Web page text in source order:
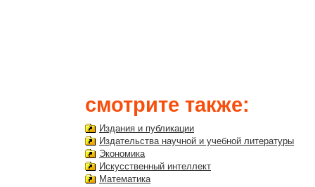
смотрите также:
Издания и публикации
Издательства научной и учебной литературы
Экономика
Искусственный интеллект
Математика